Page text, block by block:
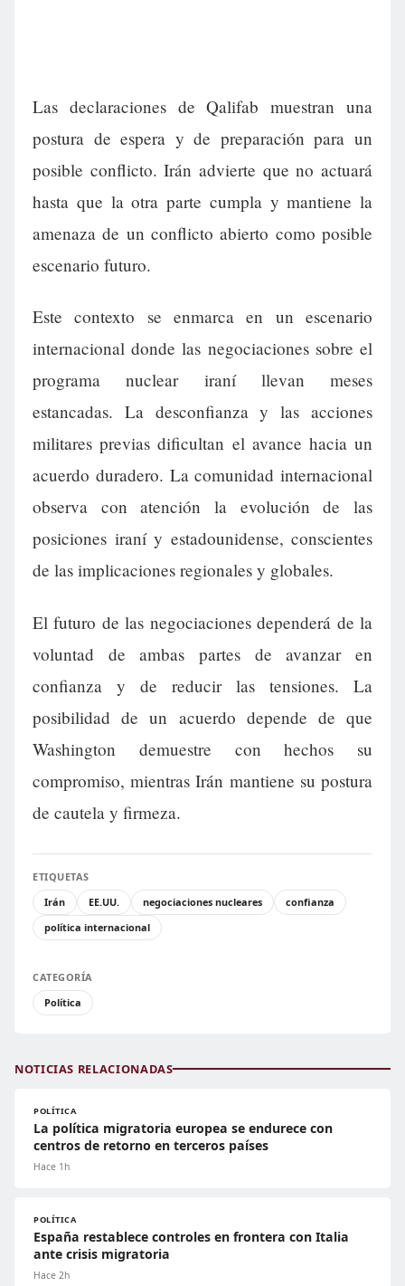
Las declaraciones de Qalifab muestran una
postura de espera y de preparación para un
posible conflicto. Irán advierte que no actuará
hasta que la otra parte cumpla y mantiene la
amenaza de un conflicto abierto como posible
escenario futuro.
Este contexto se enmarca en un escenario
internacional donde las negociaciones sobre el
programa nuclear iraní llevan meses
estancadas. La desconfianza y las acciones
militares previas dificultan el avance hacia un
acuerdo duradero. La comunidad internacional
observa con atención la evolución de las
posiciones iraní y estadounidense, conscientes
de las implicaciones regionales y globales.
El futuro de las negociaciones dependerá de la
voluntad de ambas partes de avanzar en
confianza y de reducir las tensiones. La
posibilidad de un acuerdo depende de que
Washington demuestre con hechos su
compromiso, mientras Irán mantiene su postura
de cautela y firmeza.
ETIQUETAS
Irán
EE.UU. negociaciones nucleares
confianza
política internacional
CATEGORÍA
Política
NOTICIAS RELACIONADAS
POLÍTICA
La política migratoria europea se endurece con
centros de retorno en terceros países
Hace 1h
POLÍTICA
España restablece controles en frontera con Italia
ante crisis migratoria
Hace 2h